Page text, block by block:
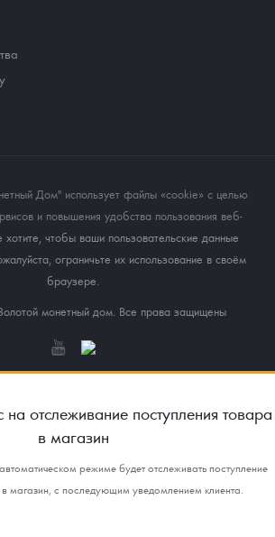
Дом" использует файлы «cookie» с целью
и повышения удобства пользования веб-
хотите, чтобы ваши пользовательские данные
ограничьте их использование в своём
браузере.
монетный дом. Все права защищены
отслеживание поступления товара
в магазин
режиме будет отслеживать поступление
магазин, с последующим уведомлением клиента.